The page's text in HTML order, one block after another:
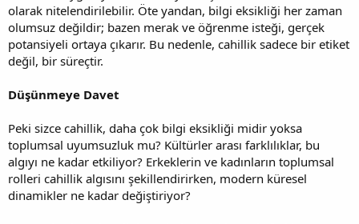
olarak nitelendirilebilir. Öte yandan, bilgi eksikliği her zaman
olumsuz değildir; bazen merak ve öğrenme isteği, gerçek
potansiyeli ortaya çıkarır. Bu nedenle, cahillik sadece bir etiket
değil, bir süreçtir.
Düşünmeye Davet
Peki sizce cahillik, daha çok bilgi eksikliği midir yoksa
toplumsal uyumsuzluk mu? Kültürler arası farklılıklar, bu
algıyı ne kadar etkiliyor? Erkeklerin ve kadınların toplumsal
rolleri cahillik algısını şekillendirirken, modern küresel
dinamikler ne kadar değiştiriyor?